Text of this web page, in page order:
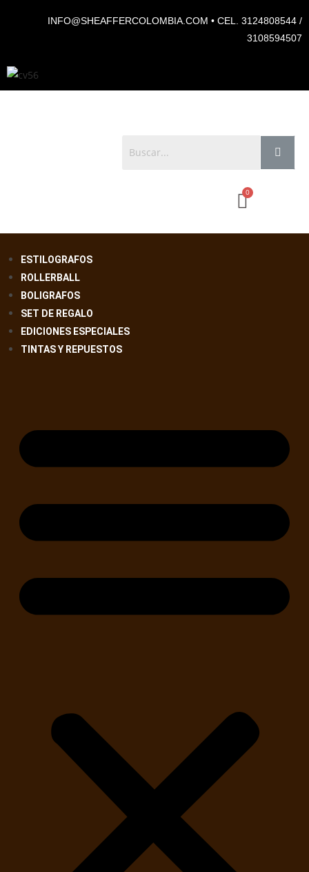
INFO@SHEAFFERCOLOMBIA.COM • CEL. 3124808544 /
3108594507
ESTILOGRAFOS
ROLLERBALL
BOLIGRAFOS
SET DE REGALO
EDICIONES ESPECIALES
TINTAS Y REPUESTOS